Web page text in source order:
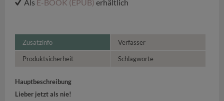
Als E-BOOK (EPUB) erhältlich
Zusatzinfo Verfasser
Produktsicherheit Schlagworte
Hauptbeschreibung
Lieber jetzt als nie!